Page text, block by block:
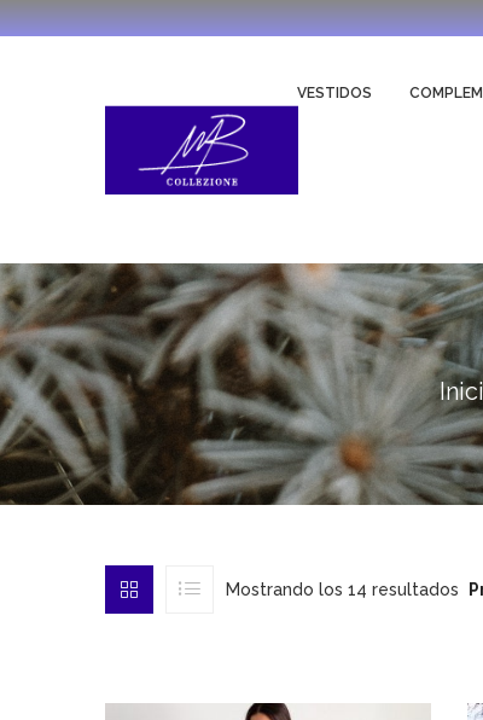
VESTIDOS
Mostrando los 14 resultados